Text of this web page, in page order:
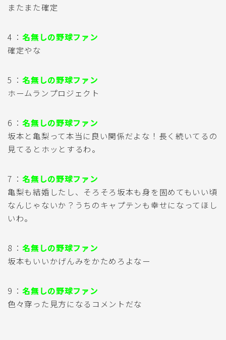
またまた確定
4 ：名無しの野球ファン
確定やな
5 ：名無しの野球ファン
ホームランプロジェクト
6 ：名無しの野球ファン
坂本と亀梨って本当に良い関係だよな！長く続いてるの
見てるとホッとするわ。
7 ：名無しの野球ファン
亀梨も結婚したし、そろそろ坂本も身を固めてもいい頃
なんじゃないか？うちのキャプテンも幸せになってほし
いわ。
8 ：名無しの野球ファン
坂本もいいかげんみをかためろよなー
9 ：名無しの野球ファン
色々穿った見方になるコメントだな